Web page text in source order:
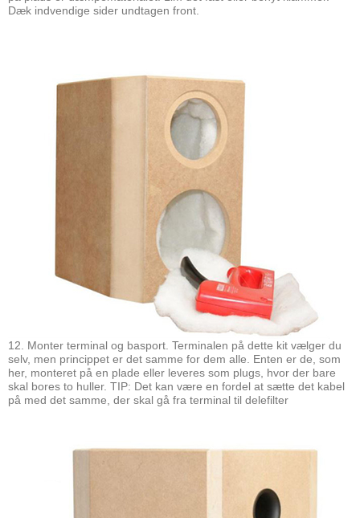
Dæk indvendige sider undtagen front.
12. Monter terminal og basport. Terminalen på dette kit vælger du
selv, men princippet er det samme for dem alle. Enten er de, som
her, monteret på en plade eller leveres som plugs, hvor der bare
skal bores to huller. TIP: Det kan være en fordel at sætte det kabel
på med det samme, der skal gå fra terminal til delefilter